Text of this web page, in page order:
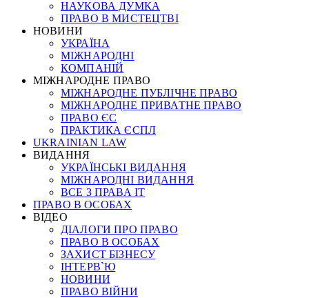
НАУКОВА ДУМКА
ПРАВО В МИСТЕЦТВІ
НОВИНИ
УКРАЇНА
МІЖНАРОДНІ
КОМПАНІЙ
МІЖНАРОДНЕ ПРАВО
МІЖНАРОДНЕ ПУБЛІЧНЕ ПРАВО
МІЖНАРОДНЕ ПРИВАТНЕ ПРАВО
ПРАВО ЄС
ПРАКТИКА ЄСПЛ
UKRAINIAN LAW
ВИДАННЯ
УКРАЇНСЬКІ ВИДАННЯ
МІЖНАРОДНІ ВИДАННЯ
ВСЕ З ПРАВА ІТ
ПРАВО В ОСОБАХ
ВІДЕО
ДІАЛОГИ ПРО ПРАВО
ПРАВО В ОСОБАХ
ЗАХИСТ БІЗНЕСУ
ІНТЕРВ`Ю
НОВИНИ
ПРАВО ВІЙНИ